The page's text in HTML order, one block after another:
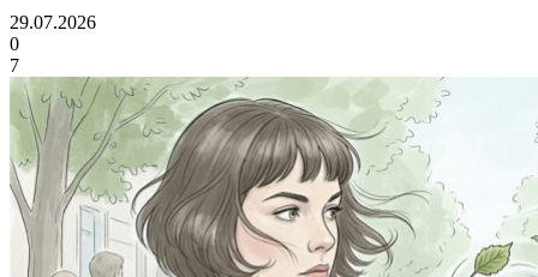
29.07.2026
0
7